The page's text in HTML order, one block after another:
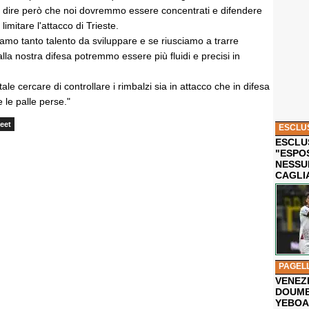
però che noi dovremmo essere concentrati e difendere
l'attacco di Trieste.
tanto talento da sviluppare e se riusciamo a trarre
nostra difesa potremmo essere più fluidi e precisi in
cercare di controllare i rimbalzi sia in attacco che in difesa
le palle perse."